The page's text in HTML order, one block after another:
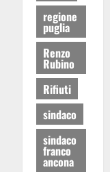
regione
puglia
Renzo
Rubino
Rifiuti
sindaco
sindaco
franco
ancona